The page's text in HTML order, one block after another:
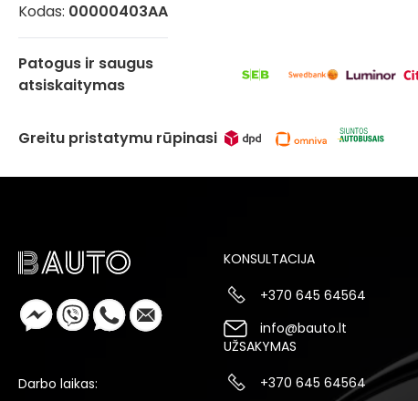
Kodas: 00000403AA
Patogus ir saugus
atsiskaitymas
Greitu pristatymu rūpinasi
Darbo laikas:
KONSULTACIJA
+370 645 64564
info@bauto.lt
UŽSAKYMAS
+370 645 64564